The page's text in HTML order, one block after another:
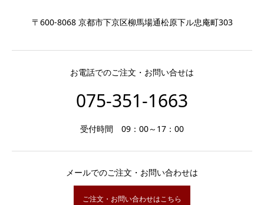
〒600-8068 京都市下京区柳馬場通松原下ル忠庵町303
お電話でのご注文・お問い合せは
075-351-1663
受付時間 09：00～17：00
メールでのご注文・お問い合わせは
ご注文・お問い合わせはこちら